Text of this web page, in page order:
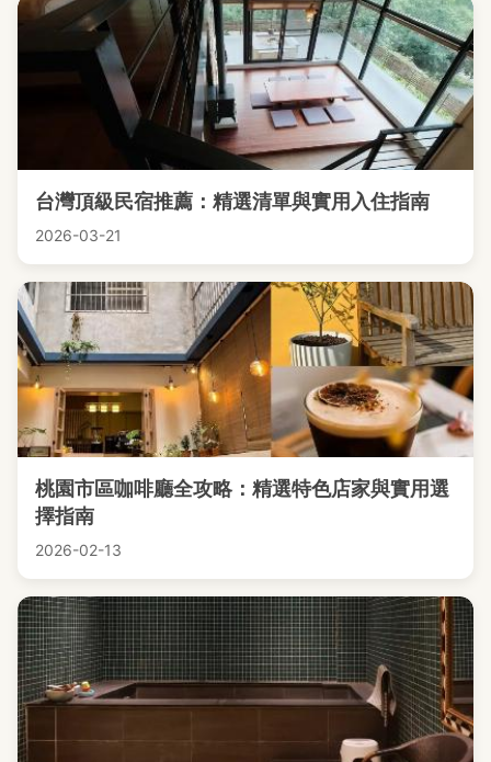
台灣頂級民宿推薦：精選清單與實用入住指南
2026-03-21
桃園市區咖啡廳全攻略：精選特色店家與實用選
擇指南
2026-02-13